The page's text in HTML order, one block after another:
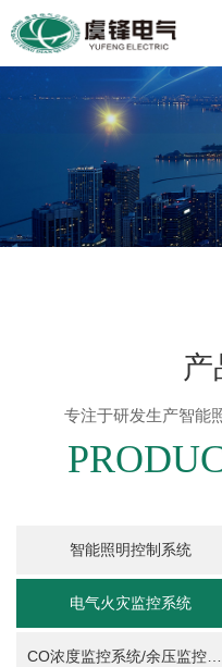
产
专注于研发生产智能
智能照明控制系统
电气火灾监控系统